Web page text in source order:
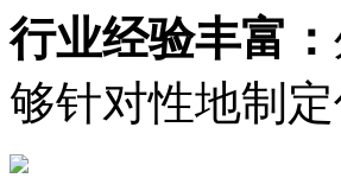
行业经验丰富：
够针对性地制